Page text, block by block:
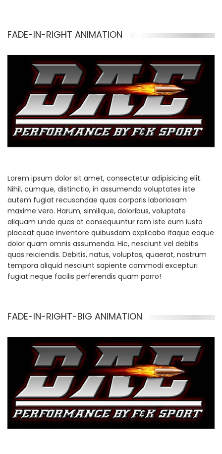
FADE-IN-RIGHT ANIMATION
Lorem ipsum dolor sit amet, consectetur adipisicing elit.
Nihil, cumque, distinctio, in assumenda voluptates iste
autem fugiat recusandae quas corporis laboriosam
maxime vero. Harum, similique, doloribus, voluptate
aliquam unde quas at consequuntur rem iste eum iusto
placeat quae inventore quibusdam explicabo itaque eaque
dolor quam omnis assumenda. Hic, nesciunt vel debitis
quas reiciendis. Debitis, natus, voluptas, quaerat, nostrum
tempora aliquid nesciunt sapiente commodi excepturi
fugiat neque facilis perferendis quam porro!
FADE-IN-RIGHT-BIG ANIMATION